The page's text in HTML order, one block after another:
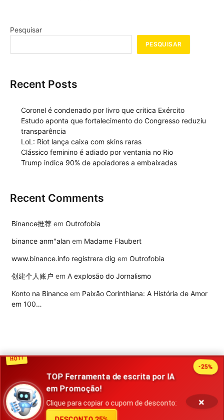
HOT!
TOP Ferramenta de escrita por IA
em Promoção!
Clique para copiar o cupom de desconto:
-25%
×
Pesquisar
PESQUISAR
Recent Posts
Coronel é condenado por livro que critica Exército
Estudo aponta que fortalecimento do Congresso reduziu
transparência
LoL: Riot lança caixa com skins raras
Clássico feminino é adiado por ventania no Rio
Trump indica 90% de apoiadores a embaixadas
Recent Comments
Binance推荐 em Outrofobia
binance anm"alan em Madame Flaubert
www.binance.info registrera dig em Outrofobia
创建个人账户 em A explosão do Jornalismo
Konto na Binance em Paixão Corinthiana: A História de Amor
em 100…
2026 Publisher. Todos os direitos reservados
Política de privacidade Contato Termos de uso